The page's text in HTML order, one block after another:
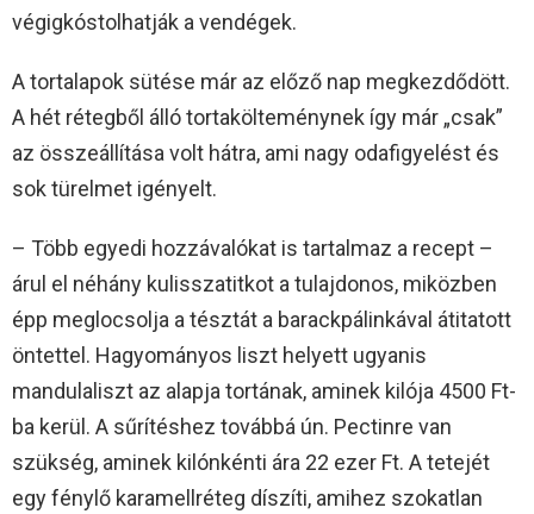
végigkóstolhatják a vendégek.
A tortalapok sütése már az előző nap megkezdődött.
A hét rétegből álló tortakölteménynek így már „csak”
az összeállítása volt hátra, ami nagy odafigyelést és
sok türelmet igényelt.
– Több egyedi hozzávalókat is tartalmaz a recept –
árul el néhány kulisszatitkot a tulajdonos, miközben
épp meglocsolja a tésztát a barackpálinkával átitatott
öntettel. Hagyományos liszt helyett ugyanis
mandulaliszt az alapja tortának, aminek kilója 4500 Ft-
ba kerül. A sűrítéshez továbbá ún. Pectinre van
szükség, aminek kilónkénti ára 22 ezer Ft. A tetejét
egy fénylő karamellréteg díszíti, amihez szokatlan